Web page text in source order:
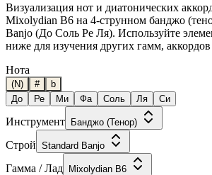
Визуализация нот и диатонических
Mixolydian B6 на 4-струнном банджо
Banjo (До Соль Ре Ля). Используйте
ниже для изучения других гамм, аккордов
Нота
(N) #
b
До
Ре Ми Фа Соль Ля Си
Инструмент Банджо (Тенор)
Строй Standard Banjo
Гамма / Лад Mixolydian B6